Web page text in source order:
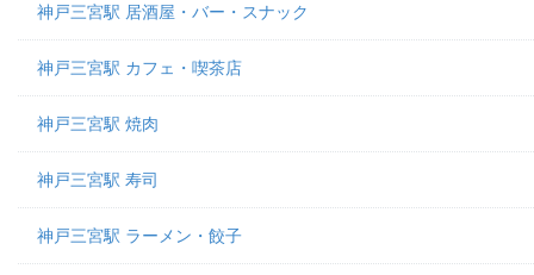
神戸三宮駅 居酒屋・バー・スナック
神戸三宮駅 カフェ・喫茶店
神戸三宮駅 焼肉
神戸三宮駅 寿司
神戸三宮駅 ラーメン・餃子